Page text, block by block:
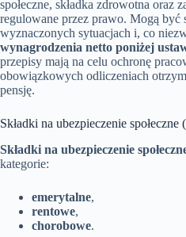
społeczne, składka zdrowotna oraz
regulowane przez prawo. Mogą być
wyznaczonych sytuacjach i, co
wynagrodzenia netto poniżej
przepisy mają na celu ochronę
obowiązkowych odliczeniach
pensję.
Składki na ubezpieczenie
Składki na ubezpieczenie
kategorie:
emerytalne,
rentowe,
chorobowe.